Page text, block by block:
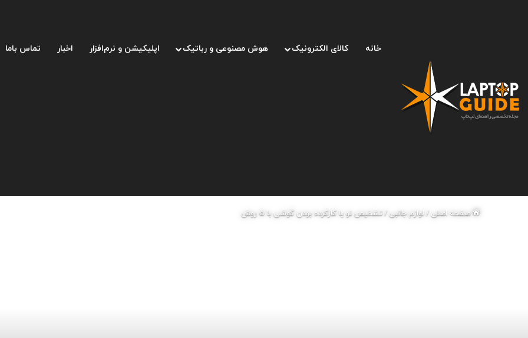
خانه کالای الکترونیک هوش مصنوعی و رباتیک اپلیکیشن و نرم‌افزار اخبار تماس باما
صفحه اصلی/لوازم جانبی/تشخیص نو یا کارکرده بودن گوشی با 5 روش